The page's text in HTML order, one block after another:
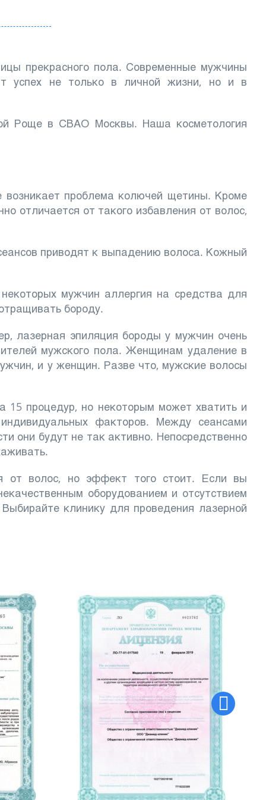
прекрасного пола. Современные мужчины
успех не только в личной жизни, но и в
Роще в СВАО Москвы. Наша косметология
возникает проблема колючей щетины. Кроме
отличается от такого избавления от волос,
приводят к выпадению волоса. Кожный
мужчин аллергия на средства для
бороду.
лазерная эпиляция бороды у мужчин очень
мужского пола. Женщинам удаление в
и у женщин. Разве что, мужские волосы
15 процедур, но некоторым может хватить и
факторов. Между сеансами
они будут не так активно. Непосредственно
от волос, но эффект того стоит. Если вы
оборудованием и отсутствием
клинику для проведения лазерной